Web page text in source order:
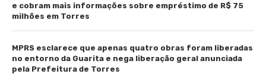
e cobram mais informações sobre empréstimo de R$ 75
milhões em Torres
MPRS esclarece que apenas quatro obras foram liberadas
no entorno da Guarita e nega liberação geral anunciada
pela Prefeitura de Torres